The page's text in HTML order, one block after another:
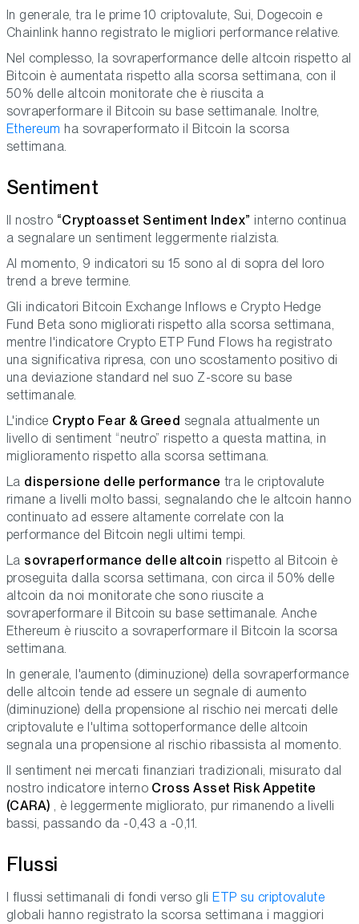
In generale, tra le prime 10 criptovalute, Sui, Dogecoin e
Chainlink hanno registrato le migliori performance relative.
Nel complesso, la sovraperformance delle altcoin rispetto al
Bitcoin è aumentata rispetto alla scorsa settimana, con il
50% delle altcoin monitorate che è riuscita a
sovraperformare il Bitcoin su base settimanale. Inoltre,
Ethereum ha sovraperformato il Bitcoin la scorsa
settimana.
Sentiment
Il nostro “Cryptoasset Sentiment Index” interno continua
a segnalare un sentiment leggermente rialzista.
Al momento, 9 indicatori su 15 sono al di sopra del loro
trend a breve termine.
Gli indicatori Bitcoin Exchange Inflows e Crypto Hedge
Fund Beta sono migliorati rispetto alla scorsa settimana,
mentre l'indicatore Crypto ETP Fund Flows ha registrato
una significativa ripresa, con uno scostamento positivo di
una deviazione standard nel suo Z-score su base
settimanale.
L'indice Crypto Fear & Greed segnala attualmente un
livello di sentiment “neutro” rispetto a questa mattina, in
miglioramento rispetto alla scorsa settimana.
La dispersione delle performance tra le criptovalute
rimane a livelli molto bassi, segnalando che le altcoin hanno
continuato ad essere altamente correlate con la
performance del Bitcoin negli ultimi tempi.
La sovraperformance delle altcoin rispetto al Bitcoin è
proseguita dalla scorsa settimana, con circa il 50% delle
altcoin da noi monitorate che sono riuscite a
sovraperformare il Bitcoin su base settimanale. Anche
Ethereum è riuscito a sovraperformare il Bitcoin la scorsa
settimana.
In generale, l'aumento (diminuzione) della sovraperformance
delle altcoin tende ad essere un segnale di aumento
(diminuzione) della propensione al rischio nei mercati delle
criptovalute e l'ultima sottoperformance delle altcoin
segnala una propensione al rischio ribassista al momento.
Il sentiment nei mercati finanziari tradizionali, misurato dal
nostro indicatore interno Cross Asset Risk Appetite
(CARA) , è leggermente migliorato, pur rimanendo a livelli
bassi, passando da -0,43 a -0,11.
Flussi
I flussi settimanali di fondi verso gli ETP su criptovalute
globali hanno registrato la scorsa settimana i maggiori